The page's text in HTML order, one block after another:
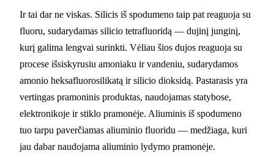
Ir tai dar ne viskas. Silicis iš spodumeno taip pat reaguoja su
fluoru, sudarydamas silicio tetrafluoridą — dujinį junginį,
kurį galima lengvai surinkti. Vėliau šios dujos reaguoja su
procese išsiskyrusiu amoniaku ir vandeniu, sudarydamos
amonio heksafluorosilikatą ir silicio dioksidą. Pastarasis yra
vertingas pramoninis produktas, naudojamas statybose,
elektronikoje ir stiklo pramonėje. Aliuminis iš spodumeno
tuo tarpu paverčiamas aliuminio fluoridu — medžiaga, kuri
jau dabar naudojama aliuminio lydymo pramonėje.